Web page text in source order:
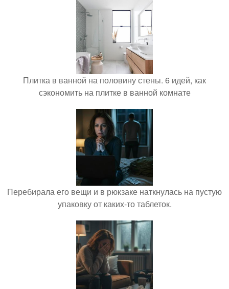
Плитка в ванной на половину стены. 6 идей, как
сэкономить на плитке в ванной комнате
Перебирала его вещи и в рюкзаке наткнулась на пустую
упаковку от каких-то таблеток.